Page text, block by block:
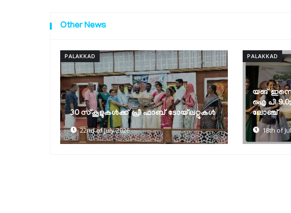
Other News
PALAKKAD
യങ് ഇന്നൊവേറ്റേഴസ് പ്രോഗ്രാം -വൈ
ഐ പി 9.0; സംസ്ഥാനതല ഐഡിയ
ലോഞ്ച്
18th of July 2026
PALAKKAD
ലോക
17th of